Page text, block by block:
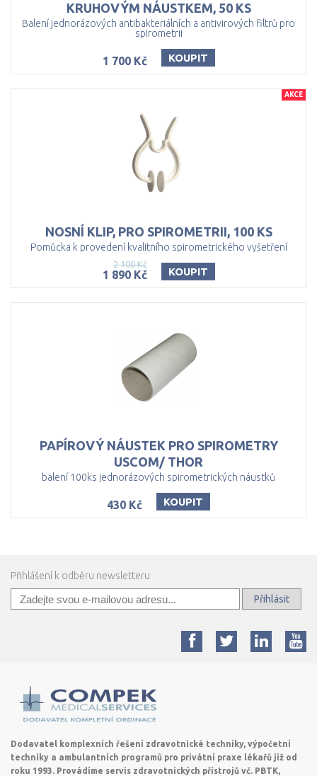
KRUHOVÝM NÁUSTKEM, 50 KS
Balení jednorázových antibakteriálních a antivirových filtrů pro
spirometrii
1 700 Kč KOUPIT
NOSNÍ KLIP, PRO SPIROMETRII, 100 KS
Pomůcka k provedení kvalitního spirometrického vyšetření
2 100 Kč
1 890 Kč KOUPIT
AKCE
PAPÍROVÝ NÁUSTEK PRO SPIROMETRY
USCOM/ THOR
balení 100ks jednorázových spirometrických náustků
430 Kč KOUPIT
Přihlášení k odběru newsletteru
Přihlásit
Dodavatel komplexních řešení zdravotnické techniky, výpočetní
techniky a ambulantních programů pro privátní praxe lékařů již od
roku 1993. Provádíme servis zdravotnických přístrojů vč. PBTK,